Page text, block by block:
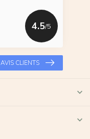
4.5/5
AVIS CLIENTS